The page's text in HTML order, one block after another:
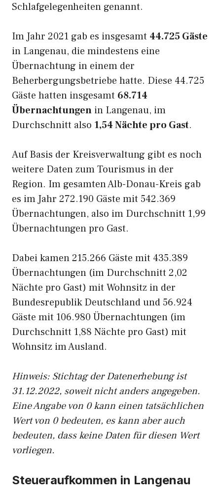
Schlafgelegenheiten genannt.
Im Jahr 2021 gab es insgesamt 44.725 Gäste
in Langenau, die mindestens eine
Übernachtung in einem der
Beherbergungsbetriebe hatte. Diese 44.725
Gäste hatten insgesamt 68.714
Übernachtungen in Langenau, im
Durchschnitt also 1,54 Nächte pro Gast.
Auf Basis der Kreisverwaltung gibt es noch
weitere Daten zum Tourismus in der
Region. Im gesamten Alb-Donau-Kreis gab
es im Jahr 272.190 Gäste mit 542.369
Übernachtungen, also im Durchschnitt 1,99
Übernachtungen pro Gast.
Dabei kamen 215.266 Gäste mit 435.389
Übernachtungen (im Durchschnitt 2,02
Nächte pro Gast) mit Wohnsitz in der
Bundesrepublik Deutschland und 56.924
Gäste mit 106.980 Übernachtungen (im
Durchschnitt 1,88 Nächte pro Gast) mit
Wohnsitz im Ausland.
Hinweis: Stichtag der Datenerhebung ist
31.12.2022, soweit nicht anders angegeben.
Eine Angabe von 0 kann einen tatsächlichen
Wert von 0 bedeuten, es kann aber auch
bedeuten, dass keine Daten für diesen Wert
vorliegen.
Steueraufkommen in Langenau